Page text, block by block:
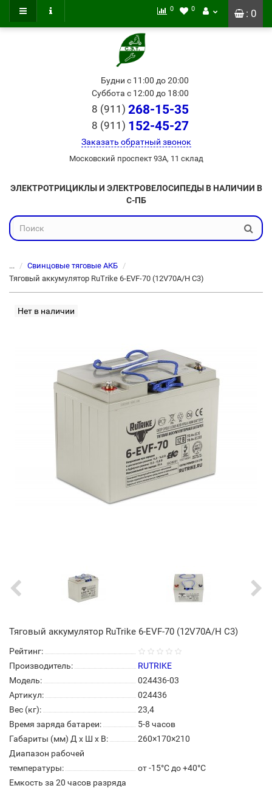
: 0
0 0
Будни с 11:00 до 20:00
Суббота с 12:00 до 18:00
8 (911) 268-15-35
8 (911) 152-45-27
Заказать обратный звонок
Московский проспект 93А, 11 склад
ЭЛЕКТРОТРИЦИКЛЫ И ЭЛЕКТРОВЕЛОСИПЕДЫ В НАЛИЧИИ В
С-ПБ
...
Свинцовые тяговые АКБ
Тяговый аккумулятор RuTrike 6-EVF-70 (12V70A/H C3)
Нет в наличии
Тяговый аккумулятор RuTrike 6-EVF-70 (12V70A/H C3)
Рейтинг:
Производитель:
RUTRIKE
Модель:
024436-03
Артикул:
024436
Вес (кг):
23,4
Время заряда батареи:
5-8 часов
Габариты (мм) Д x Ш x В:
260×170×210
Диапазон рабочей
температуры:
от -15°С до +40°С
Емкость за 20 часов разряда